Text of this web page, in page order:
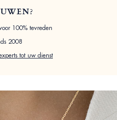
100% tevreden
2008
tot uw dienst